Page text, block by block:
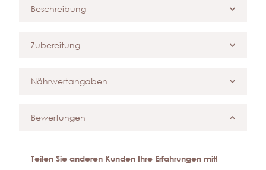
Beschreibung
Zubereitung
Nährwertangaben
Bewertungen
Teilen Sie anderen Kunden Ihre Erfahrungen mit!